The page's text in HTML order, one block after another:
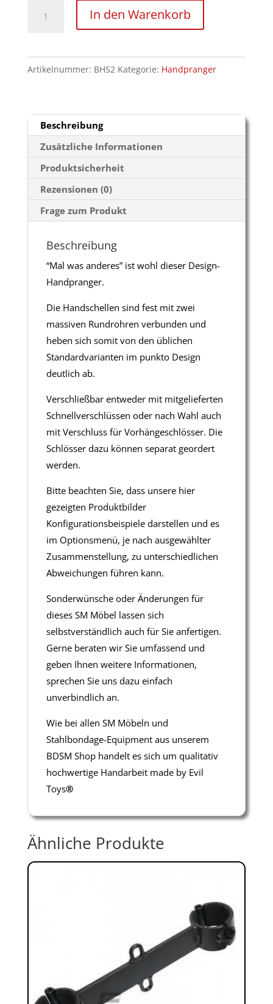
Bondage
Handpranger
Menge
In den Warenkorb
Artikelnummer: BHS2 Kategorie: Handpranger
Beschreibung
Zusätzliche Informationen
Produktsicherheit
Rezensionen (0)
Frage zum Produkt
Beschreibung
“Mal was anderes” ist wohl dieser Design-
Handpranger.
Die Handschellen sind fest mit zwei
massiven Rundrohren verbunden und
heben sich somit von den üblichen
Standardvarianten im punkto Design
deutlich ab.
Verschließbar entweder mit mitgelieferten
Schnellverschlüssen oder nach Wahl auch
mit Verschluss für Vorhängeschlösser. Die
Schlösser dazu können separat geordert
werden.
Bitte beachten Sie, dass unsere hier
gezeigten Produktbilder
Konfigurationsbeispiele darstellen und es
im Optionsmenü, je nach ausgewählter
Zusammenstellung, zu unterschiedlichen
Abweichungen führen kann.
Sonderwünsche oder Änderungen für
dieses SM Möbel lassen sich
selbstverständlich auch für Sie anfertigen.
Gerne beraten wir Sie umfassend und
geben Ihnen weitere Informationen,
sprechen Sie uns dazu einfach
unverbindlich an.
Wie bei allen SM Möbeln und
Stahlbondage-Equipment aus unserem
BDSM Shop handelt es sich um qualitativ
hochwertige Handarbeit made by Evil
Toys®
Ähnliche Produkte